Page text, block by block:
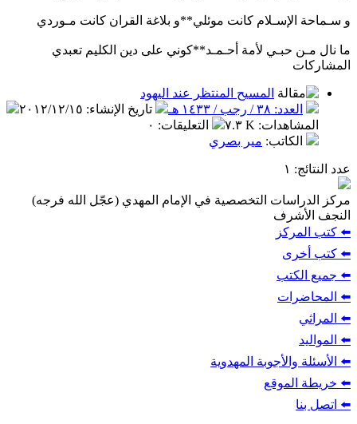
و سـماحة الإسـلام كانت موئلي**و بلاغة القران كانت مـوردي
ما نال مـن حبـي لأمة أحـمـد**كوني على دين الكليم تعبدي
المشاركات
المسيح المنتظر عند اليهود
العدد: ٣٨ / رجب / ١٤٣٣ هـ
تاريخ الإنشاء: ٢٠١٢/١٢/١٥
المشاهدات: ٧.٣ K التعليقات: ٠
الكاتب: مير بصري
عدد النتائج: ١
مركز الدراسات التخصصية في الإمام المهدي (عجّل الله فرجه)
النجف الأشرف
⬅️ كتب المركز
⬅️ كتب أخرى
⬅️ جميع الكتب
⬅️ المحاضرات
⬅️ المراثي
⬅️ المواليد
⬅️ الأسئلة والأجوبة المهدوية
⬅️ خريطة الموقع
⬅️ اتصل بنا